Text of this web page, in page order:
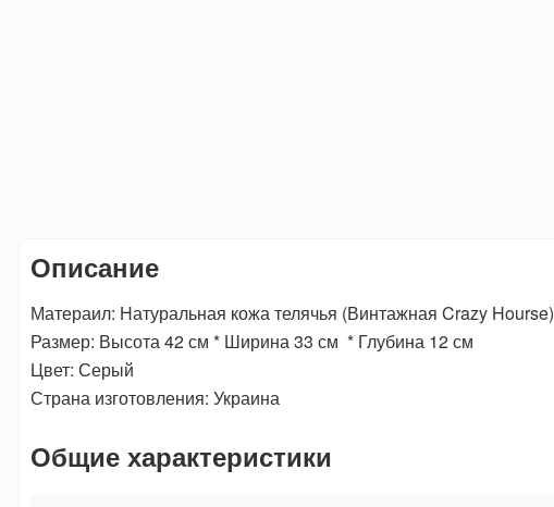
Описание
Матераил: Натуральная кожа телячья (Винтажная Crazy Hourse)
Размер: Высота 42 см * Ширина 33 см * Глубина 12 см
Цвет: Серый
Страна изготовления: Украина
Общие характеристики